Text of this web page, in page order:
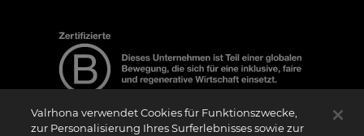
Valrhona verwendet Cookies für Funktionszwecke,
zur Personalisierung Ihres Surferlebnisses sowie zur